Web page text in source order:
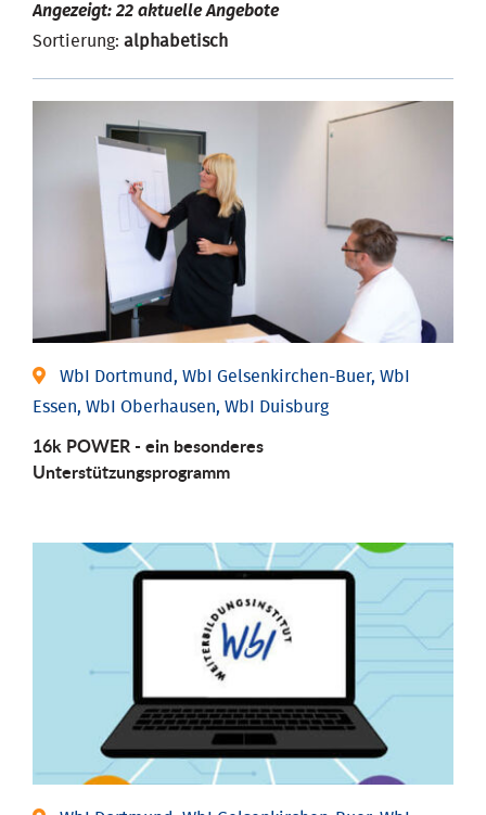
Angezeigt: 22 aktuelle Angebote
Sortierung: alphabetisch
WbI Dortmund, WbI Gelsenkirchen-Buer, WbI
Essen, WbI Oberhausen, WbI Duisburg
16k POWER - ein besonderes
Unterstützungsprogramm